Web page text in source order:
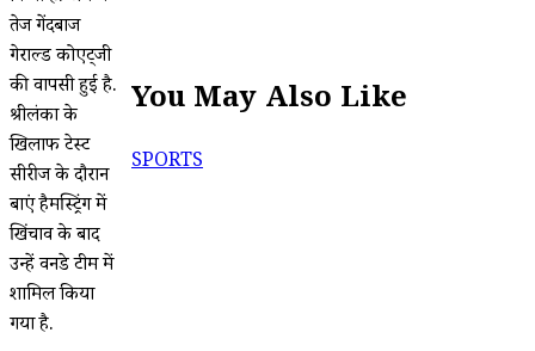
तेज गेंदबाज
गेराल्ड कोएट्जी
की वापसी हुई है.
श्रीलंका के
खिलाफ टेस्ट
सीरीज के दौरान
बाएं हैमस्ट्रिंग में
खिंचाव के बाद
उन्हें वनडे टीम में
शामिल किया
गया है.
You May Also Like
SPORTS